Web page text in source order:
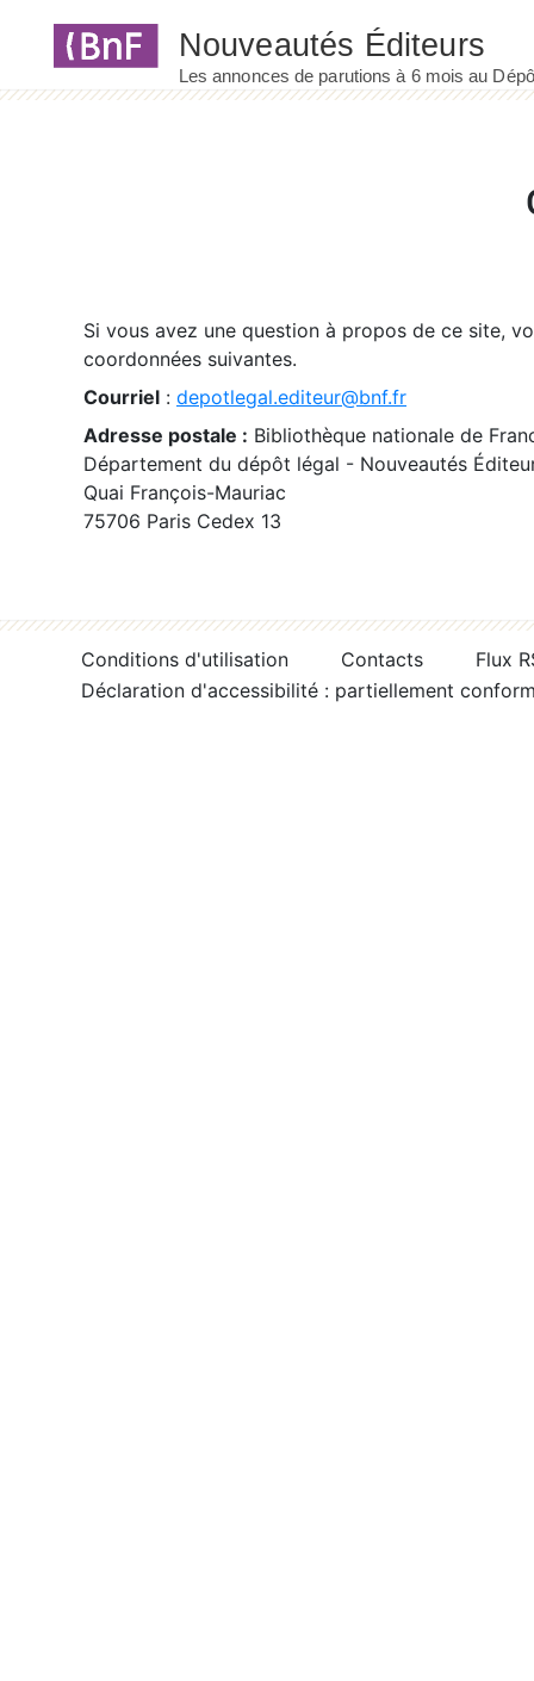
Si vous avez une question à propos de ce site,
coordonnées suivantes.
Courriel : depotlegal.editeur@bnf.fr
Adresse postale : Bibliothèque nationale de
Département du dépôt légal - Nouveautés
Quai François-Mauriac
75706 Paris Cedex 13
Conditions d'utilisation Contacts
Flux
Déclaration d'accessibilité : partiellement